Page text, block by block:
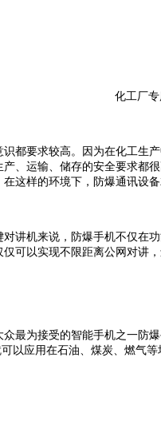
化工厂
都要求较高。因为在化工生
产、运输、储存的安全要求都
这样的环境下， 防爆通讯设
讲机来说，防爆手机不仅
可以实现不限距离公网对讲，
最为接受的智能手机之一
可以应用在石油、煤炭、燃气